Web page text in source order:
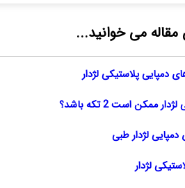
مقاله می خوانید...
دمپایی پلاستیکی لژدار
ممکن است 2 تکه باشد؟
لژدار طبی
لژدار